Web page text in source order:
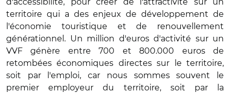
territoire qui a des enjeux de développement de
l'économie touristique et de renouvellement
générationnel. Un million d'euros d'activité sur un
VVF génère entre 700 et 800.000 euros de
retombées économiques directes sur le territoire,
soit par l'emploi, car nous sommes souvent le
premier employeur du territoire, soit par la